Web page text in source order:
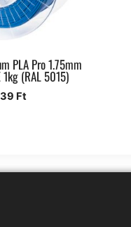
PLA Pro 1.75mm
1kg (RAL 5015)
Ft